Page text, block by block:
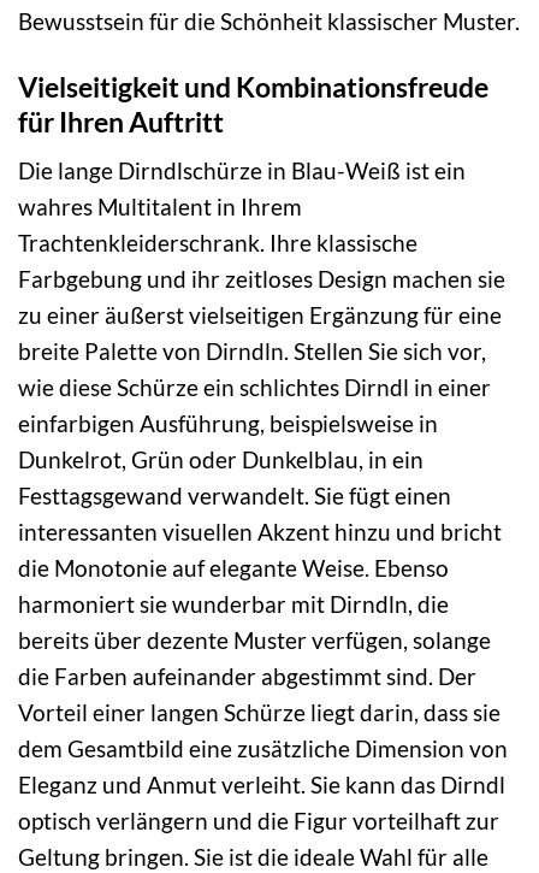
Bewusstsein für die Schönheit klassischer Muster.
Vielseitigkeit und Kombinationsfreude
für Ihren Auftritt
Die lange Dirndlschürze in Blau-Weiß ist ein
wahres Multitalent in Ihrem
Trachtenkleiderschrank. Ihre klassische
Farbgebung und ihr zeitloses Design machen sie
zu einer äußerst vielseitigen Ergänzung für eine
breite Palette von Dirndln. Stellen Sie sich vor,
wie diese Schürze ein schlichtes Dirndl in einer
einfarbigen Ausführung, beispielsweise in
Dunkelrot, Grün oder Dunkelblau, in ein
Festtagsgewand verwandelt. Sie fügt einen
interessanten visuellen Akzent hinzu und bricht
die Monotonie auf elegante Weise. Ebenso
harmoniert sie wunderbar mit Dirndln, die
bereits über dezente Muster verfügen, solange
die Farben aufeinander abgestimmt sind. Der
Vorteil einer langen Schürze liegt darin, dass sie
dem Gesamtbild eine zusätzliche Dimension von
Eleganz und Anmut verleiht. Sie kann das Dirndl
optisch verlängern und die Figur vorteilhaft zur
Geltung bringen. Sie ist die ideale Wahl für alle